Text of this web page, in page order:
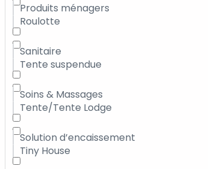
Roulotte
Tente suspendue
Tente/Tente Lodge
Tiny House
Produits ménagers
Sanitaire
Soins & Massages
Solution d’encaissement